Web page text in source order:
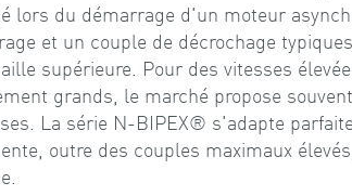
lors du démarrage d'un moteur
et un couple de décrochage
supérieure. Pour des vitesses
grands, le marché propose
La série N-BIPEX® s'adapte
outre des couples maximaux